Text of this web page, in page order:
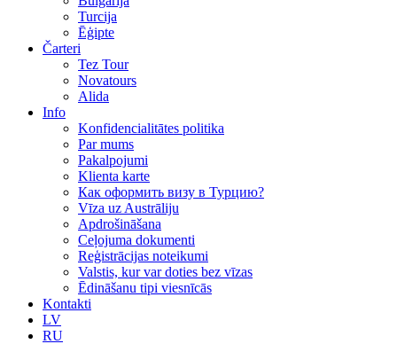
Turcija
Ēģipte
Čarteri
Tez Tour
Novatours
Alida
Info
Konfidencialitātes politika
Par mums
Рakalpojumi
Klienta karte
Как оформить визу в Турцию?
Vīza uz Austrāliju
Apdrošināšana
Ceļojuma dokumenti
Reģistrācijas noteikumi
Valstis, kur var doties bez vīzas
Ēdināšanu tipi viesnīcās
Kontakti
LV
RU